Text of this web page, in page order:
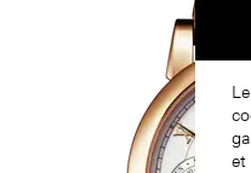
et